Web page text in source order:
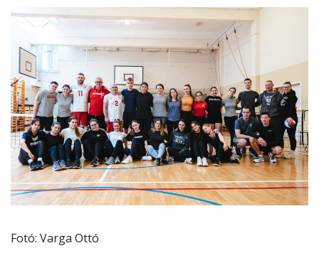
Fotó: Varga Ottó